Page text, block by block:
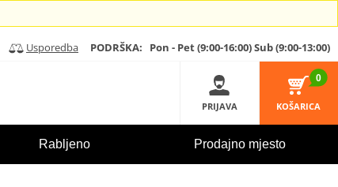
Usporedba PODRŠKA: Pon - Pet (9:00-16:00)Sub (9:00-13:00)
PRIJAVA
0
KOŠARICA
Rabljeno Prodajno mjesto